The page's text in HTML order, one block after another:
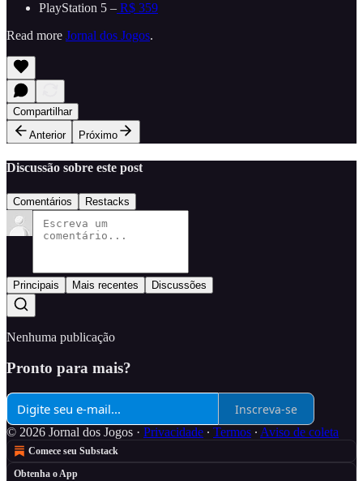
PlayStation 5 – R$ 359
Read more Jornal dos Jogos.
Compartilhar
Anterior
Próximo
Discussão sobre este post
Comentários Restacks
Principais Mais recentes Discussões
Nenhuma publicação
Pronto para mais?
Inscreva-se
© 2026 Jornal dos Jogos · Privacidade ∙ Termos ∙ Aviso de coleta
Comece seu Substack
Obtenha o App